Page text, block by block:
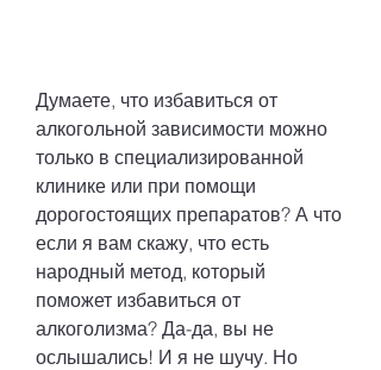
Думаете, что избавиться от
алкогольной зависимости можно
только в специализированной
клинике или при помощи
дорогостоящих препаратов? А что
если я вам скажу, что есть
народный метод, который
поможет избавиться от
алкоголизма? Да-да, вы не
ослышались! И я не шучу. Но